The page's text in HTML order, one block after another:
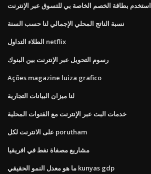
استخدم بطاقة الخصم الخاصة بي للتسوق عبر الإنترنت
نسبة الناتج المحلي الإجمالي لنا حسب السنة
الطلاء التداول netflix
رسوم التحويل عبر الإنترنت بين البنوك
Ações magazine luiza grafico
لنا ميزان البيانات التجارية
خدمات البث عبر الإنترنت مع القنوات المحلية
على الانترنت لكل porutham
مشاريع مصفاة نفط في افريقيا
ما هو معدل النمو الحقيقي kunyas gdp